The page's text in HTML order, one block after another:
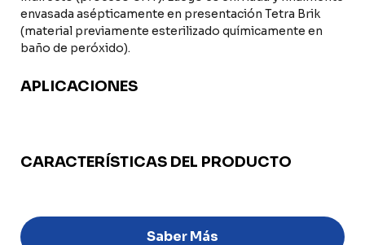
envasada asépticamente en presentación Tetra Brik
(material previamente esterilizado químicamente en
baño de peróxido).
APLICACIONES
CARACTERÍSTICAS DEL PRODUCTO
Saber Más